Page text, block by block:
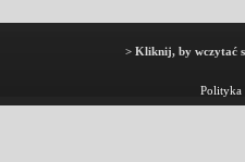
> Kliknij, by wczytać
Polityka